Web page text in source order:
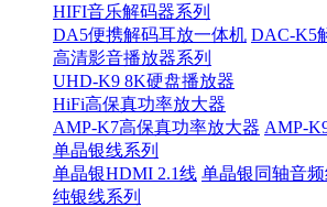
HIFI音乐解码器系列
DA5便携解码耳放一体机 DAC-K5
高清影音播放器系列
UHD-K9 8K硬盘播放器
HiFi高保真功率放大器
AMP-K7高保真功率放大器 AMP-
单晶银线系列
单晶银HDMI 2.1线 单晶银同轴音
纯银线系列